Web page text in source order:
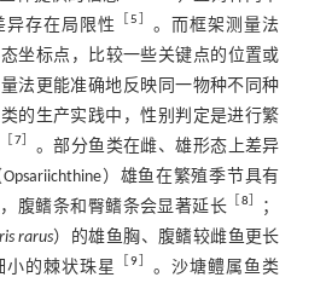
异存在局限性
［5］ 。而框架测量法
坐标点，比较一些关键点的位置或
法更能准确地反映同一物种不同种
的生产实践中，性别判定是进行繁
［ 7］ 。部分鱼类在雌、雄形态上差异
）雄鱼在繁殖季节具有
腹鳍条和臀鳍条会显著延长 ［8］
；
rarus）的雄鱼胸、腹鳍较雌鱼更长
小的棘状珠星
［9］ 。沙塘鳢属鱼类